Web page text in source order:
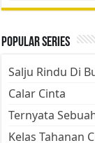
Popular Series
Salju Rindu Di
Calar Cinta
Ternyata
Kelas Tahanan